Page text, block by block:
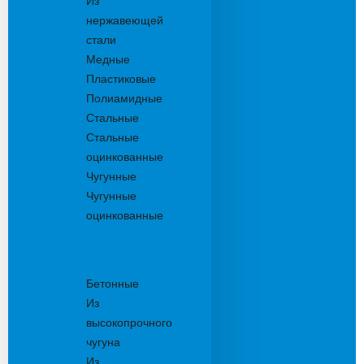
нержавеющей
стали
Медные
Пластиковые
Полиамидные
Стальные
Стальные
оцинкованные
Чугунные
Чугунные
оцинкованные
Бетонные
Из
высокопрочного
чугуна